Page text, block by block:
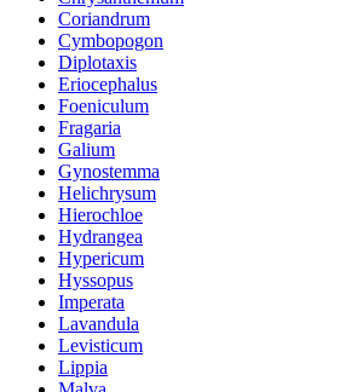
Coriandrum
Cymbopogon
Diplotaxis
Eriocephalus
Foeniculum
Fragaria
Galium
Gynostemma
Helichrysum
Hierochloe
Hydrangea
Hypericum
Hyssopus
Imperata
Lavandula
Levisticum
Lippia